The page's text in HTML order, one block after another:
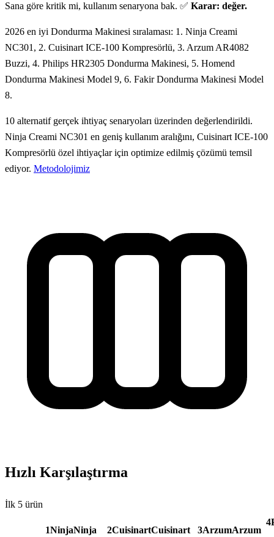
Sana göre kritik mi, kullanım senaryona bak. ✅ Karar: değer.
2026 en iyi Dondurma Makinesi sıralaması: 1. Ninja Creami
NC301, 2. Cuisinart ICE-100 Kompresörlü, 3. Arzum AR4082
Buzzi, 4. Philips HR2305 Dondurma Makinesi, 5. Homend
Dondurma Makinesi Model 9, 6. Fakir Dondurma Makinesi Model
8.
10 alternatif gerçek ihtiyaç senaryoları üzerinden değerlendirildi.
Ninja Creami NC301 en geniş kullanım aralığını, Cuisinart ICE-100
Kompresörlü özel ihtiyaçlar için optimize edilmiş çözümü temsil
ediyor. Metodolojimiz
Hızlı Karşılaştırma
İlk 5 ürün
1NinjaNinja
2CuisinartCuisinart
3ArzumArzum
4